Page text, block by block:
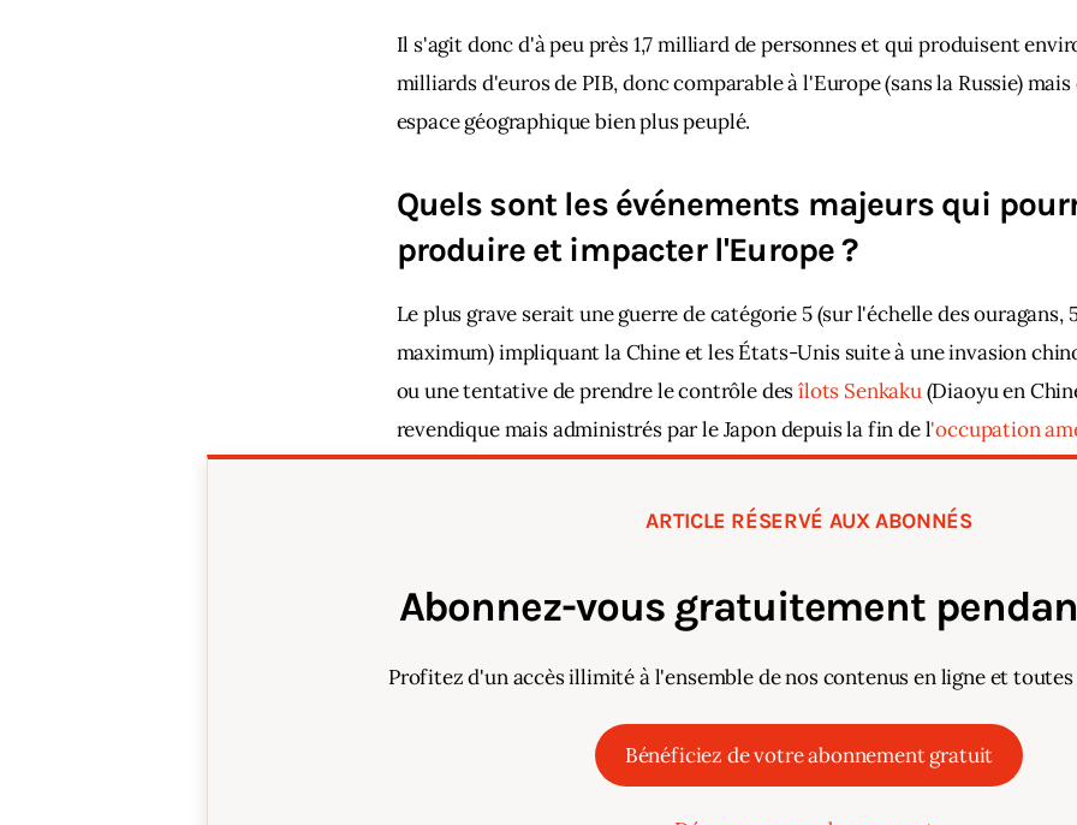
Il s'agit donc d'à peu près 1,7 milliard de personnes et qui produisent
milliards d'euros de PIB, donc comparable à l'Europe (sans la Russie) mais
espace géographique bien plus peuplé.
Quels sont les événements majeurs qui
produire et impacter l'Europe ?
Le plus grave serait une guerre de catégorie 5 (sur l'échelle des ouragans,
maximum) impliquant la Chine et les États-Unis suite à une invasion
ou une tentative de prendre le contrôle des îlots Senkaku (Diaoyu en
revendique mais administrés par le Japon depuis la fin de l'occupation
d'Okinawa en 1972.
ARTICLE RÉSERVÉ AUX ABONNÉS
Abonnez-vous gratuitement
Profitez d'un accès illimité à l'ensemble de nos contenus en ligne et
Bénéficiez de votre abonnement gratuit